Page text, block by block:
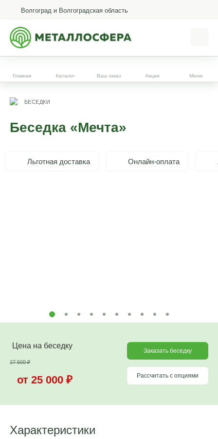
Волгоград и Волгоградская область
Главная Каталог Ваш заказ Акции Меню
БЕСЕДКИ
Беседка «Мечта»
Льготная доставка Онлайн-оплата
Цена на беседку
27 500₽
от 25 000 ₽
Заказать беседку
Рассчитать с опциями
Характеристики